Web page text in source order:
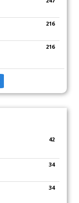
216
216
42
34
34